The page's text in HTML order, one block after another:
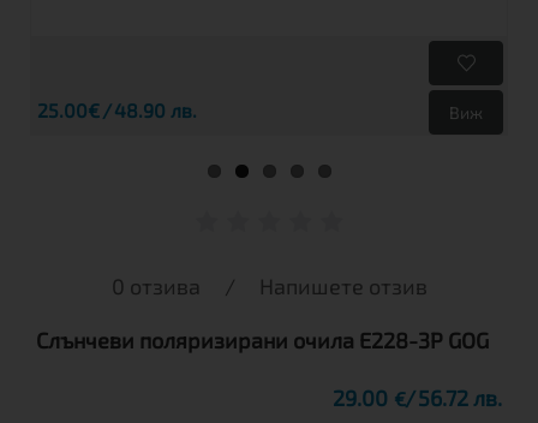
25.00€ 48.90 лв. Виж
0 отзива / Напишете отзив
Слънчеви поляризирани очила E228-3P GOG
29.00 € 56.72 лв.